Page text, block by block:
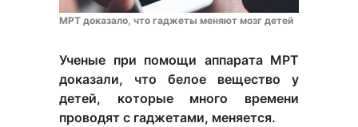
МРТ доказало, что гаджеты меняют мозг детей
Ученые при помощи аппарата МРТ
доказали, что белое вещество у
детей, которые много времени
проводят с гаджетами, меняется.